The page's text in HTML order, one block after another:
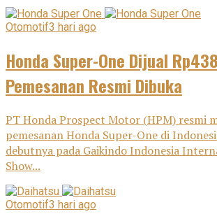
Otomotif3 hari ago
Honda Super-One Dijual
Pemesanan Resmi Dibuka
PT Honda Prospect Motor (HPM) resmi
pemesanan Honda Super-One di
debutnya pada Gaikindo Indonesia
Show...
Otomotif3 hari ago